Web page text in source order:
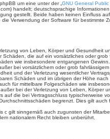
um eine unter der „ GNU General
handelt; deutschsprachige
gestellt. Beide haben keinen Einfluss
Verwendung der Software für bestimmte
von Leben, Körper und Gesundheit
Schäden, die auf ein vorsätzliches oder
wie insbesondere entgangenen Gewinn.
bei vorsätzlichem oder grob
und der Verletzung wesentlicher
Schäden und im übrigen der Höhe
für mittelbare Folgeschäden wie
bei der Verletzung von Leben, Körper
auf die bei Vertragsschluss typischerweise
begrenzt. Dies gilt
c gilt sinngemäß auch zugunsten der
nationalem Recht bleiben unberührt.